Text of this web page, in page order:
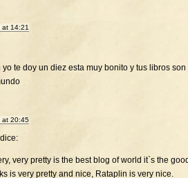
at 14:21
yo te doy un diez esta muy bonito y tus libros son
at 20:45
dice:
very pretty is the best blog of world it`s the
is very pretty and nice, Rataplin is very nice.